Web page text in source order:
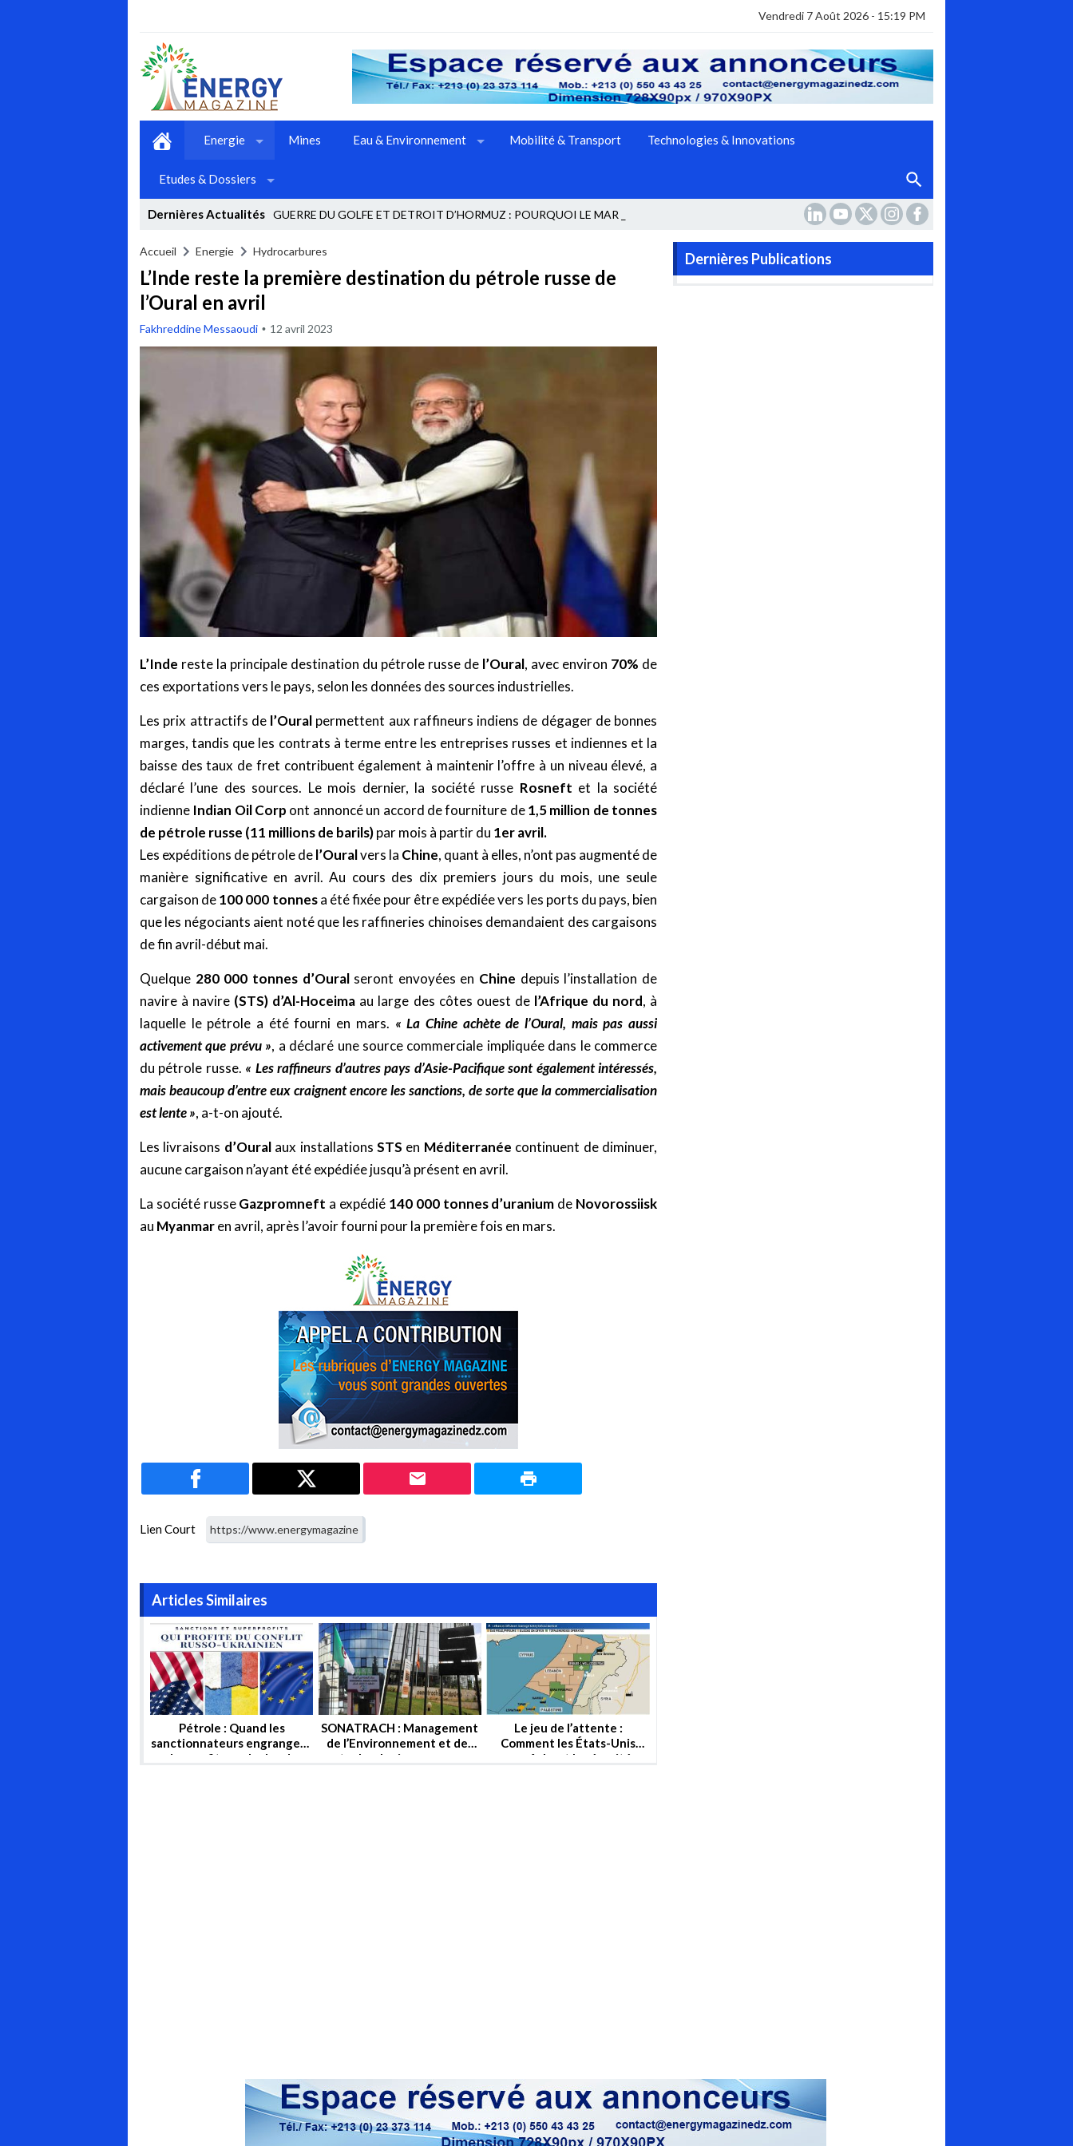
Vendredi 7 Août 2026 - 15:19 PM
Energie Mines Eau & Environnement Mobilité & Transport Technologies & Innovations
Etudes & Dossiers
Dernières Actualités GUERRE DU GOLFE ET DETROIT D’HORMUZ : POURQUOI LE MARCHE PETRO_
Previous
Accueil Energie Hydrocarbures
L’Inde reste la première destination du pétrole russe de
l’Oural en avril
Fakhreddine Messaoudi 12 avril 2023
L’Inde reste la principale destination du pétrole russe de l’Oural, avec environ 70% de
ces exportations vers le pays, selon les données des sources industrielles.
Les prix attractifs de l’Oural permettent aux raffineurs indiens de dégager de bonnes
marges, tandis que les contrats à terme entre les entreprises russes et indiennes et la
baisse des taux de fret contribuent également à maintenir l’offre à un niveau élevé, a
déclaré l’une des sources. Le mois dernier, la société russe Rosneft et la société
indienne Indian Oil Corp ont annoncé un accord de fourniture de1,5 million de tonnes
de pétrole russe (11 millions de barils)par mois à partir du 1er avril.
Les expéditions de pétrole del’Ouralvers la Chine, quant à elles, n’ont pas augmenté de
manière significative en avril. Au cours des dix premiers jours du mois, une seule
cargaison de100 000 tonnesa été fixée pour être expédiée vers les ports du pays, bien
que les négociants aient noté que les raffineries chinoises demandaient des cargaisons
de fin avril-début mai.
Quelque 280 000 tonnes d’Ouralseront envoyées en Chine depuis l’installation de
navire à navire (STS) d’Al-Hoceima au large des côtes ouest de l’Afrique du nord, à
laquelle le pétrole a été fourni en mars. « La Chine achète de l’Oural, mais pas aussi
activement que prévu », a déclaré une source commerciale impliquée dans le commerce
du pétrole russe. « Les raffineurs d’autres pays d’Asie-Pacifique sont également intéressés,
mais beaucoup d’entre eux craignent encore les sanctions, de sorte que la commercialisation
est lente », a-t-on ajouté.
Les livraisons d’Ouralaux installationsSTS en Méditerranée continuent de diminuer,
aucune cargaison n’ayant été expédiée jusqu’à présent en avril.
La société russeGazpromneft a expédié 140 000 tonnes d’uranium de Novorossiisk
au Myanmaren avril, après l’avoir fourni pour la première fois en mars.
Lien Court
Articles Similaires
Pétrole : Quand les
sanctionnateurs engrangent
des profits sur le dos du
SONATRACH : Management
de l’Environnement et des
technologies propres
Le jeu de l’attente :
Comment les États-Unis
empêchent la sécurité
Dernières Publications